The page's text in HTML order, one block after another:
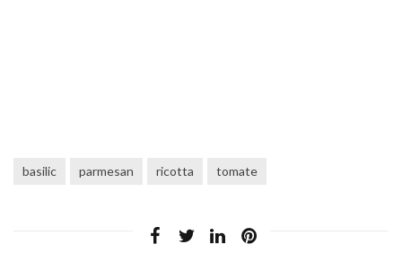
basilic parmesan ricotta tomate